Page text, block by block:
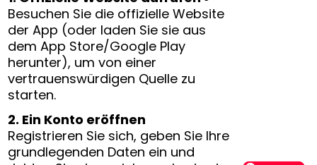
Besuchen Sie die offizielle Website
der App (oder laden Sie sie aus
dem App Store/Google Play
herunter), um von einer
vertrauenswürdigen Quelle zu
starten.
2. Ein Konto eröffnen
Registrieren Sie sich, geben Sie Ihre
grundlegenden Daten ein und